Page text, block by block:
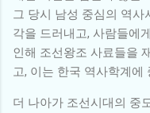
그 당시 남성 중심의 역
각을 드러내고, 사람들에
인해 조선왕조 사료들을
고, 이는 한국 역사학계에
더 나아가 조선시대의 중